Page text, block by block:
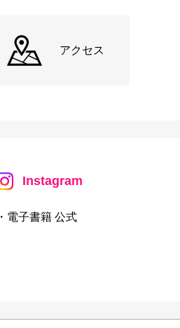
アクセス
Instagram
・電子書籍 公式